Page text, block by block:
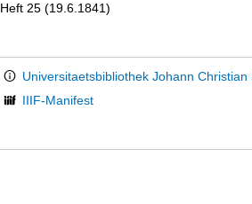
Heft 25 (19.6.1841)
Universitaetsbibliothek Johann
IIIF-Manifest